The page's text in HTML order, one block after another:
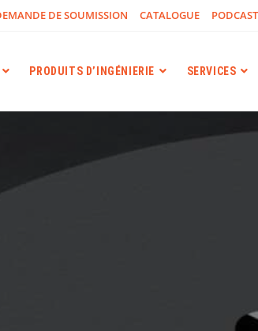
DE SOUMISSION CATALOGUE PODCAST
PRODUITS D’INGÉNIERIE SERVICES